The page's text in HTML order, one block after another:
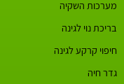
מערכות השקיה
בריכת נוי לגינה
חיפוי קרקע לגינה
גדר חיה